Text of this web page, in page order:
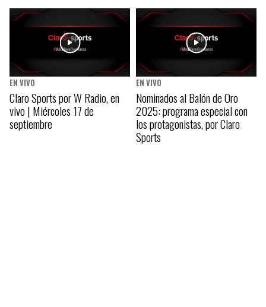
EN VIVO
Claro Sports por W Radio, en
vivo | Miércoles 17 de
septiembre
EN VIVO
Nominados al Balón de Oro
2025: programa especial con
los protagonistas, por Claro
Sports